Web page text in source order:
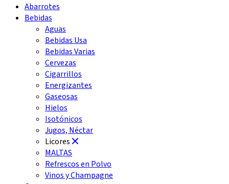
Abarrotes
Bebidas
Aguas
Bebidas Usa
Bebidas Varias
Cervezas
Cigarrillos
Energizantes
Gaseosas
Hielos
Isotónicos
Jugos, Néctar
Licores
MALTAS
Refrescos en Polvo
Vinos y Champagne